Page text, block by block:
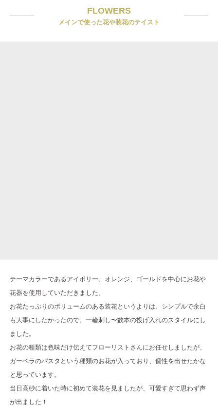
FLOWERS
メインで使った花や装花のテイスト
テーマカラーであるアイボリー、オレンジ、ゴールドを中心にお花や
花器を使用していただきました。
お花たっぷりのボリュームのある装花というよりは、シンプルで余白
も大事にしたかったので、一輪刺し〜数本の投げ入れのスタイルにし
ました。
お花の種類は色味だけ伝えてフローリストさんにお任せしましたが、
ガーベラのパスタという種類のお花が入っており、個性を出せたかな
と思っています。
当日高砂に着いた時に初めて装花を見ましたが、可愛すぎて思わず声
が出ました！